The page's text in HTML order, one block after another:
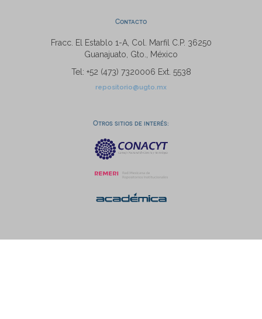
Contacto
Fracc. El Establo 1-A, Col. Marfil C.P. 36250
Guanajuato, Gto., México
Tel: +52 (473) 7320006 Ext. 5538
repositorio@ugto.mx
Otros sitios de interés: